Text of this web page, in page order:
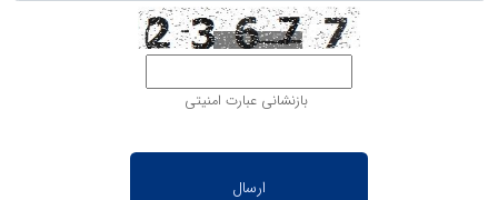
بازنشانی عبارت امنیتی